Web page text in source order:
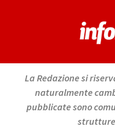
La Redazione si
naturalmente
pubblicate sono